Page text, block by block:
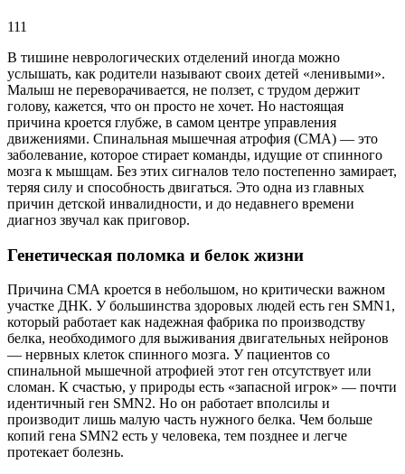
111
В тишине неврологических отделений иногда можно
услышать, как родители называют своих детей «ленивыми».
Малыш не переворачивается, не ползет, с трудом держит
голову, кажется, что он просто не хочет. Но настоящая
причина кроется глубже, в самом центре управления
движениями. Спинальная мышечная атрофия (СМА) — это
заболевание, которое стирает команды, идущие от спинного
мозга к мышцам. Без этих сигналов тело постепенно замирает,
теряя силу и способность двигаться. Это одна из главных
причин детской инвалидности, и до недавнего времени
диагноз звучал как приговор.
Генетическая поломка и белок жизни
Причина СМА кроется в небольшом, но критически важном
участке ДНК. У большинства здоровых людей есть ген SMN1,
который работает как надежная фабрика по производству
белка, необходимого для выживания двигательных нейронов
— нервных клеток спинного мозга. У пациентов со
спинальной мышечной атрофией этот ген отсутствует или
сломан. К счастью, у природы есть «запасной игрок» — почти
идентичный ген SMN2. Но он работает вполсилы и
производит лишь малую часть нужного белка. Чем больше
копий гена SMN2 есть у человека, тем позднее и легче
протекает болезнь.